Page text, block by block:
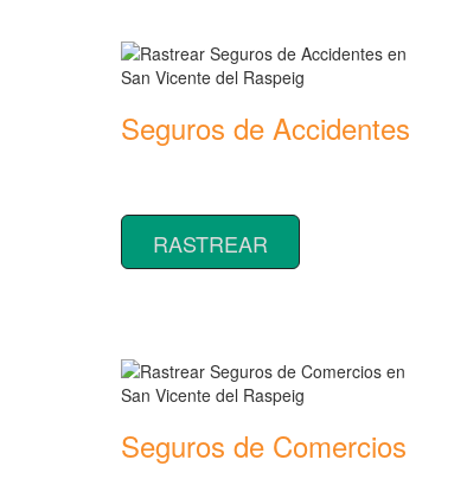
Seguros de Accidentes
RASTREAR
Seguros de Comercios